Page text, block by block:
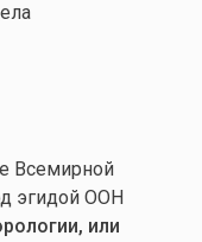
Всемирной
эгидой ООН
или